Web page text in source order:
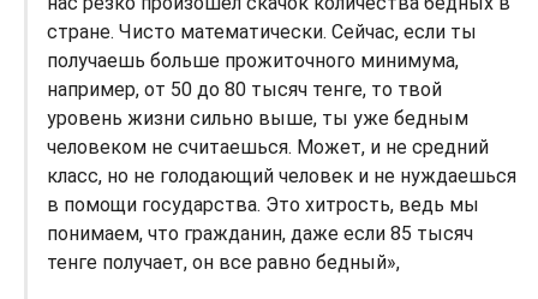
стране. Чисто математически. Сейчас, если ты
получаешь больше прожиточного минимума,
например, от 50 до 80 тысяч тенге, то твой
уровень жизни сильно выше, ты уже бедным
человеком не считаешься. Может, и не средний
класс, но не голодающий человек и не нуждаешься
в помощи государства. Это хитрость, ведь мы
понимаем, что гражданин, даже если 85 тысяч
тенге получает, он все равно бедный»,